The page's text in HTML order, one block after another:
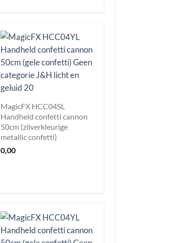
MagicFX HCC04SL
Handheld confetti cannon
50cm (zilverkleurige
metallic confetti)
0,00